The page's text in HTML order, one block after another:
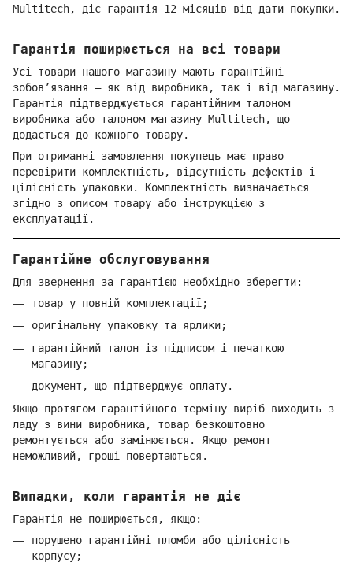
Multitech, діє гарантія 12 місяців від дати покупки.
Гарантія поширюється на всі товари
Усі товари нашого магазину мають гарантійні
зобов’язання — як від виробника, так і від магазину.
Гарантія підтверджується гарантійним талоном
виробника або талоном магазину Multitech, що
додається до кожного товару.
При отриманні замовлення покупець має право
перевірити комплектність, відсутність дефектів і
цілісність упаковки. Комплектність визначається
згідно з описом товару або інструкцією з
експлуатації.
Гарантійне обслуговування
Для звернення за гарантією необхідно зберегти:
товар у повній комплектації;
оригінальну упаковку та ярлики;
гарантійний талон із підписом і печаткою
магазину;
документ, що підтверджує оплату.
Якщо протягом гарантійного терміну виріб виходить з
ладу з вини виробника, товар безкоштовно
ремонтується або замінюється. Якщо ремонт
неможливий, гроші повертаються.
Випадки, коли гарантія не діє
Гарантія не поширюється, якщо:
порушено гарантійні пломби або цілісність
корпусу;